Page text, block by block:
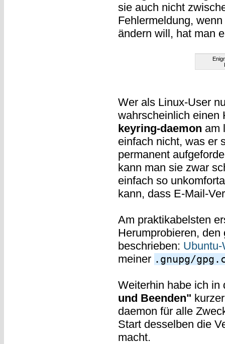
sie auch nicht
Fehlermeldung,
ändern will, hat man
Wer als Linux-User
wahrscheinlich einen
keyring-daemon am
einfach nicht, was er
permanent
kann man sie zwar
einfach so
kann, dass E-Mail-
Am praktikabelsten
Herumprobieren, den
beschrieben:
meiner .gnupg/
Weiterhin habe ich
und Beenden"
daemon für alle
Start desselben die
macht.